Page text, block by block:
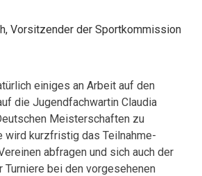
Vorsitzender der Sportkommission
einiges an Arbeit auf den
die Jugendfachwartin Claudia
Meisterschaften zu
wird kurzfristig das Teilnahme-
abfragen und sich auch der
Turniere bei den vorgesehenen